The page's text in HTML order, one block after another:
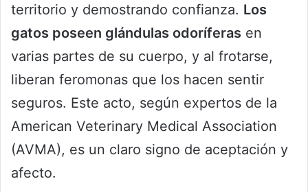
territorio y demostrando confianza. Los
gatos poseen glándulas odoríferas en
varias partes de su cuerpo, y al frotarse,
liberan feromonas que los hacen sentir
seguros. Este acto, según expertos de la
American Veterinary Medical Association
(AVMA), es un claro signo de aceptación y
afecto.